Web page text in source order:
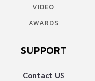
VIDEO
AWARDS
SUPPORT
Contact US